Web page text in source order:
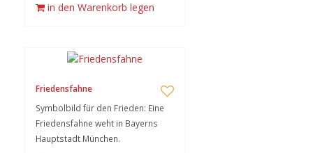
in den Warenkorb legen
Friedensfahne
Symbolbild für den Frieden: Eine
Friedensfahne weht in Bayerns
Hauptstadt München.